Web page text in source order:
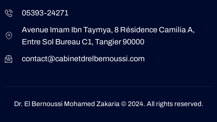
05393-24271
Avenue Imam Ibn Taymya, 8 Résidence Camilia A,
Entre Sol Bureau C1, Tangier 90000
contact@cabinetdrelbernoussi.com
Dr. El Bernoussi Mohamed Zakaria © 2024. All rights reserved.